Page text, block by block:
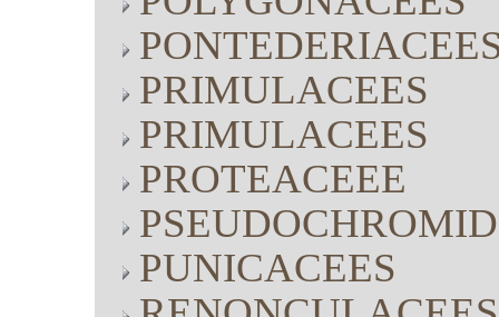
PRIMULACEES
PRIMULACEES
PROTEACEEE
PUNICACEES